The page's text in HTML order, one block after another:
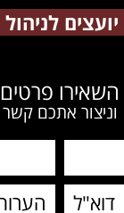
השאירו פרטים
וניצור אתכם קשר